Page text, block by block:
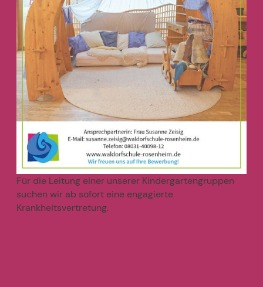
Für die Leitung einer unserer Kindergartengruppen
suchen wir ab sofort eine engagierte
Krankheitsvertretung.